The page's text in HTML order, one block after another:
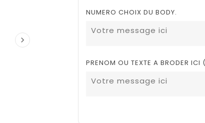

NUMERO CHOIX DU BODY.
PRENOM OU TEXTE A BRODER ICI